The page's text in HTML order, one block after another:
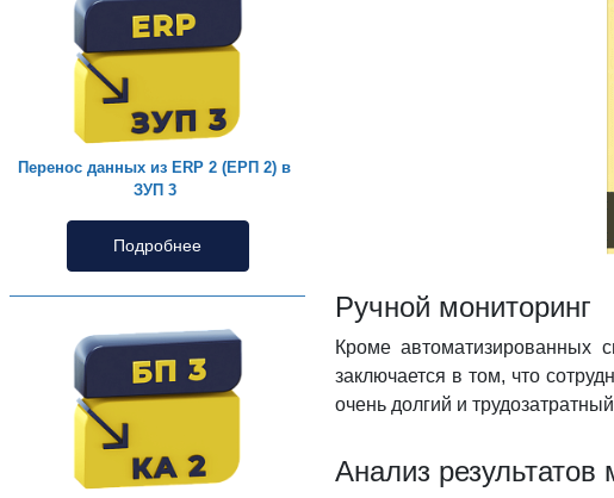
Перенос данных из ERP 2 (ЕРП 2) в
ЗУП 3
Подробнее
Ручной мониторинг
Кроме автоматизированных
заключается в том, что
очень долгий и
Анализ результатов